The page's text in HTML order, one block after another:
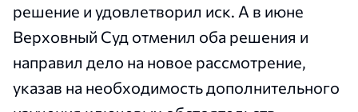
решение и удовлетворил иск. А в июне
Верховный Суд отменил оба решения и
направил дело на новое рассмотрение,
указав на необходимость дополнительного